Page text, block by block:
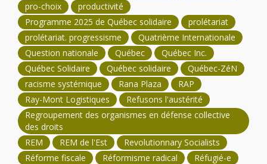
pro-choix
productivité
Programme 2025 de Québec solidaire
prolétariat
prolétariat. progressisme
Quatrième Internationale
Question nationale
Québec
Québec Inc.
Québec Solidaire
Québec solidaire
Québec-ZéN
racisme systémique
Rana Plaza
RAP
Ray-Mont Logistiques
Refusons l'austérité
Regroupement des organismes en défense collective
des droits
REM
REM de l'Est
Revolutionnary Socialists
Réforme fiscale
Réformisme radical
Réfugié-e